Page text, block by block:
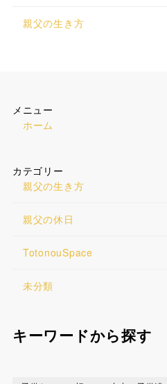
親父の生き方
メニュー
ホーム
カテゴリー
親父の生き方
親父の休日
TotonouSpace
未分類
キーワードから探す